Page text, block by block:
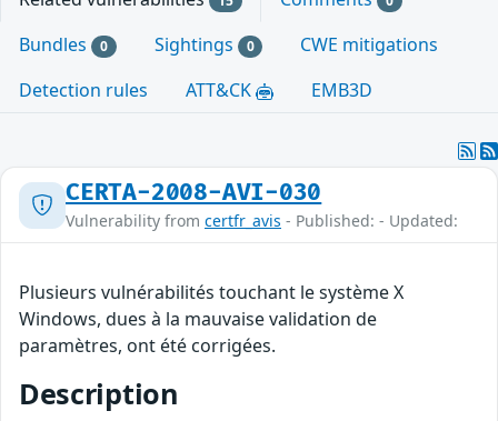
Bundles 0 Sightings 0
CWE mitigations
Detection rules
ATT&CK EMB3D
CERTA-2008-AVI-030
Vulnerability from certfr_avis - Published: - Updated:
Plusieurs vulnérabilités touchant le système X
Windows, dues à la mauvaise validation de
paramètres, ont été corrigées.
Description